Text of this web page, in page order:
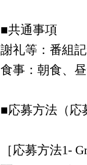
■共通事項
謝礼等：番組
食事：朝食、
■応募方法（
［応募方法1-